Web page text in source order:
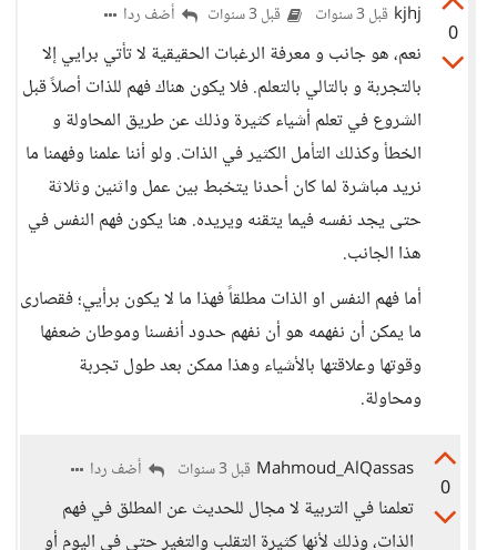
0
kjhj قبل 3 سنوات قبل 3 سنوات أضف ردا
نعم، هو جانب و معرفة الرغبات الحقيقية لا تأتي برايي إلا
بالتجربة و بالتالي بالتعلم. فلا يكون هناك فهم للذات أصلاً قبل
الشروع في تعلم أشياء كثيرة وذلك عن طريق المحاولة و
الخطأ وكذلك التأمل الكثير في الذات. ولو أننا علمنا وفهمنا ما
نريد مباشرة لما كان أحدنا يتخبط بين عمل واثنين وثلاثة
حتى يجد نفسه فيما يتقنه ويريده. هنا يكون فهم النفس في
هذا الجانب.
أما فهم النفس او الذات مطلقاً فهذا ما لا يكون برأيي؛ فقصارى
ما يمكن أن نفهمه هو أن نفهم حدود أنفسنا وموطان ضعفها
وقوتها وعلاقتها بالأشياء وهذا ممكن بعد طول تجربة
ومحاولة.
0
Mahmoud_AlQassas قبل 3 سنوات أضف ردا
تعلمنا في التربية لا مجال للحديث عن المطلق في فهم
الذات، وذلك لأنها كثيرة التقلب والتغير حتى في اليوم أو